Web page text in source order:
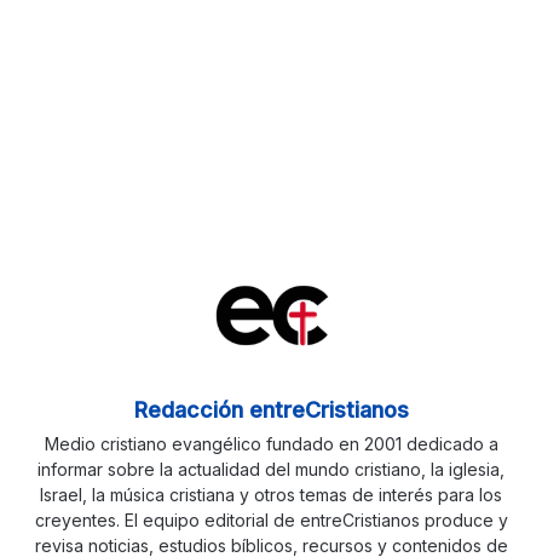
Redacción entreCristianos
Medio cristiano evangélico fundado en 2001 dedicado a
informar sobre la actualidad del mundo cristiano, la iglesia,
Israel, la música cristiana y otros temas de interés para los
creyentes. El equipo editorial de entreCristianos produce y
revisa noticias, estudios bíblicos, recursos y contenidos de